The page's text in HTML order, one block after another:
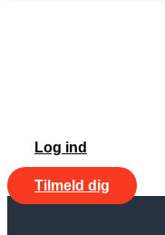
Log ind
Tilmeld dig